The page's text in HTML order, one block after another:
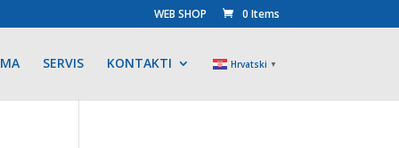
WEB SHOP 0 Items
SERVIS KONTAKTI Hrvatski ▼